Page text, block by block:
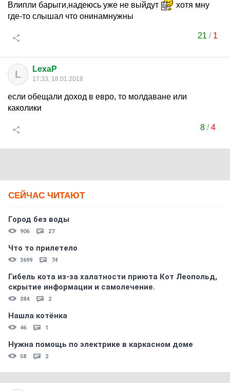
Влипли барыги,надеюсь уже не выйдут
хотя мну
где-то слышал что онинамнужны
21 / 1
L LexaP
17:33, 18.01.2018
если обещали доход в евро, то молдаване или
каколики
8/4
СЕЙЧАС ЧИТАЮТ
Город без воды
906 27
Что то прилетело
3699 74
Гибель кота из-за халатности приюта Кот Леопольд,
скрытиe информации и самолечение.
384 2
Нашла котёнка
46 1
Нужна помощь по электрике в каркасном доме
58 2